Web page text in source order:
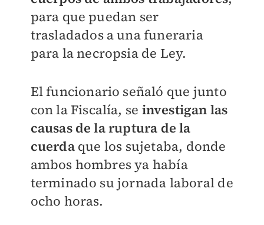
para que puedan ser
trasladados a una funeraria
para la necropsia de Ley.
El funcionario señaló que junto
con la Fiscalía, se investigan las
causas de la ruptura de la
cuerda que los sujetaba, donde
ambos hombres ya había
terminado su jornada laboral de
ocho horas.